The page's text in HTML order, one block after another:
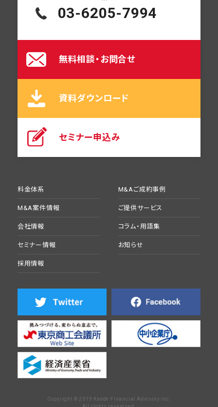
料金体系 M&Aご成約事例
M&A案件情報 ご提供サービス
会社情報 コラム・用語集
セミナー情報 お知らせ
採用情報
Copyright © 2019 Kaede Financial Advisory Inc.
03-6205-7994
無料相談・お問合せ
資料ダウンロード
セミナー申込み